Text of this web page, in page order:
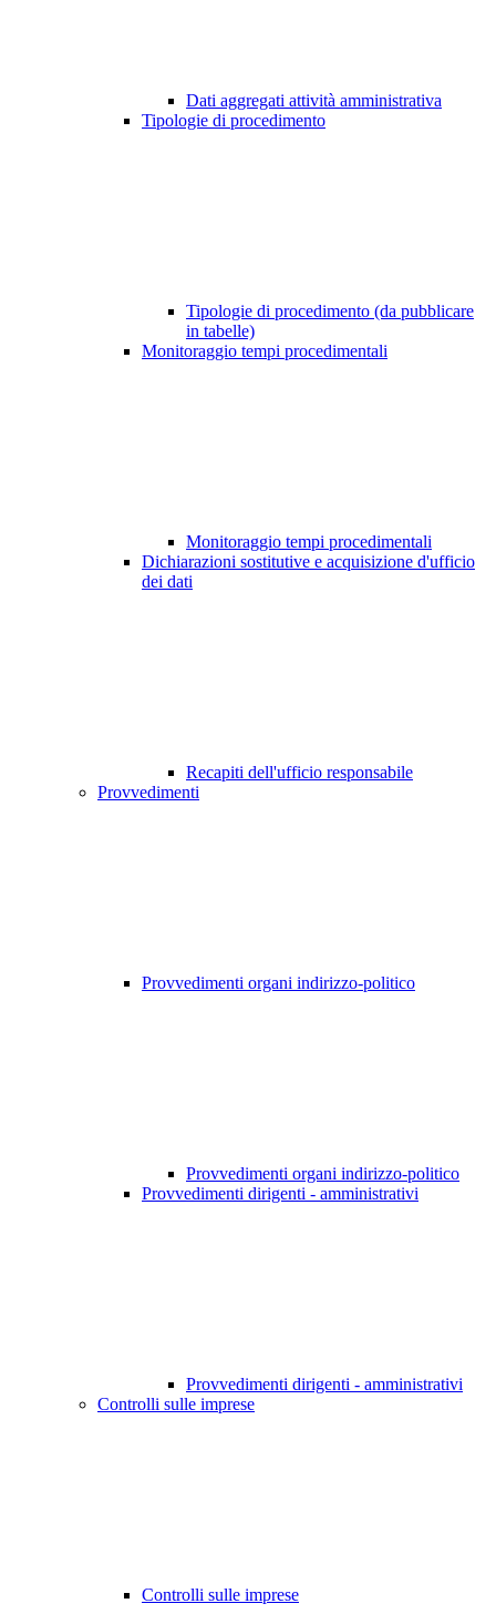
Dati aggregati attività amministrativa
Tipologie di procedimento
Tipologie di procedimento (da pubblicare
in tabelle)
Monitoraggio tempi procedimentali
Monitoraggio tempi procedimentali
Dichiarazioni sostitutive e acquisizione d'ufficio
dei dati
Recapiti dell'ufficio responsabile
Provvedimenti
Provvedimenti organi indirizzo-politico
Provvedimenti organi indirizzo-politico
Provvedimenti dirigenti - amministrativi
Provvedimenti dirigenti - amministrativi
Controlli sulle imprese
Controlli sulle imprese